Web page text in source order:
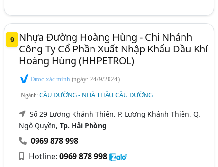
9
Nhựa Đường Hoàng Hùng - Chi Nhánh
Công Ty Cổ Phần Xuất Nhập Khẩu Dầu Khí
Hoàng Hùng (HHPETROL)
Được xác minh(ngày: 24/9/2024)
Ngành:CẦU ĐƯỜNG - NHÀ THẦU CẦU ĐƯỜNG
Số 29 Lương Khánh Thiện, P. Lương Khánh Thiện, Q.
Ngô Quyền,Tp. Hải Phòng
0969 878 998
Hotline:0969 878 998